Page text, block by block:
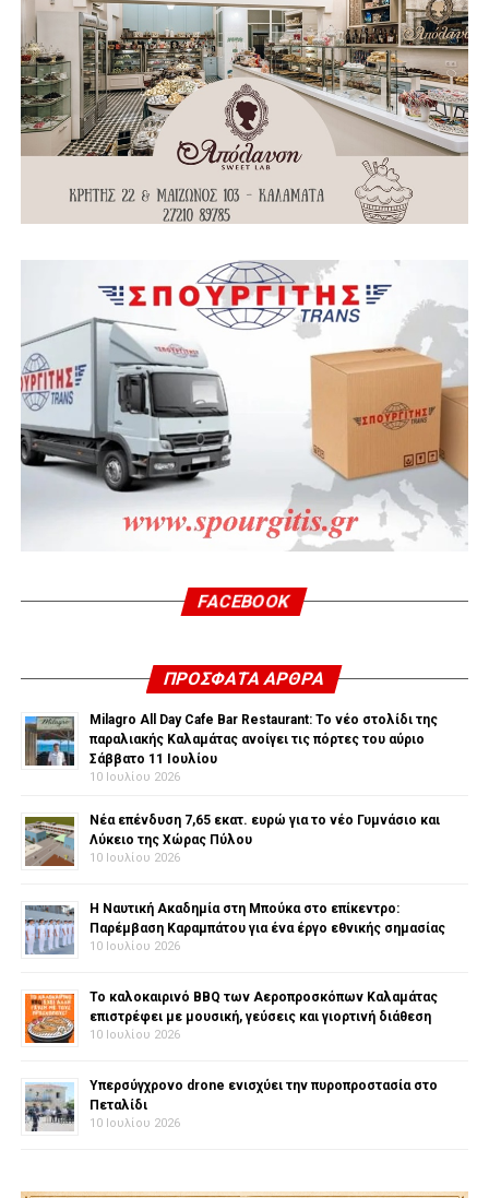
FACEBOOK
ΠΡΌΣΦΑΤΑ ΆΡΘΡΑ
Milagro All Day Cafe Bar Restaurant: Το νέο στολίδι της
παραλιακής Καλαμάτας ανοίγει τις πόρτες του αύριο
Σάββατο 11 Ιουλίου
10 Ιουλίου 2026
Νέα επένδυση 7,65 εκατ. ευρώ για το νέο Γυμνάσιο και
Λύκειο της Χώρας Πύλου
10 Ιουλίου 2026
Η Ναυτική Ακαδημία στη Μπούκα στο επίκεντρο:
Παρέμβαση Καραμπάτου για ένα έργο εθνικής σημασίας
10 Ιουλίου 2026
Το καλοκαιρινό BBQ των Αεροπροσκόπων Καλαμάτας
επιστρέφει με μουσική, γεύσεις και γιορτινή διάθεση
10 Ιουλίου 2026
Υπερσύγχρονο drone ενισχύει την πυροπροστασία στο
Πεταλίδι
10 Ιουλίου 2026